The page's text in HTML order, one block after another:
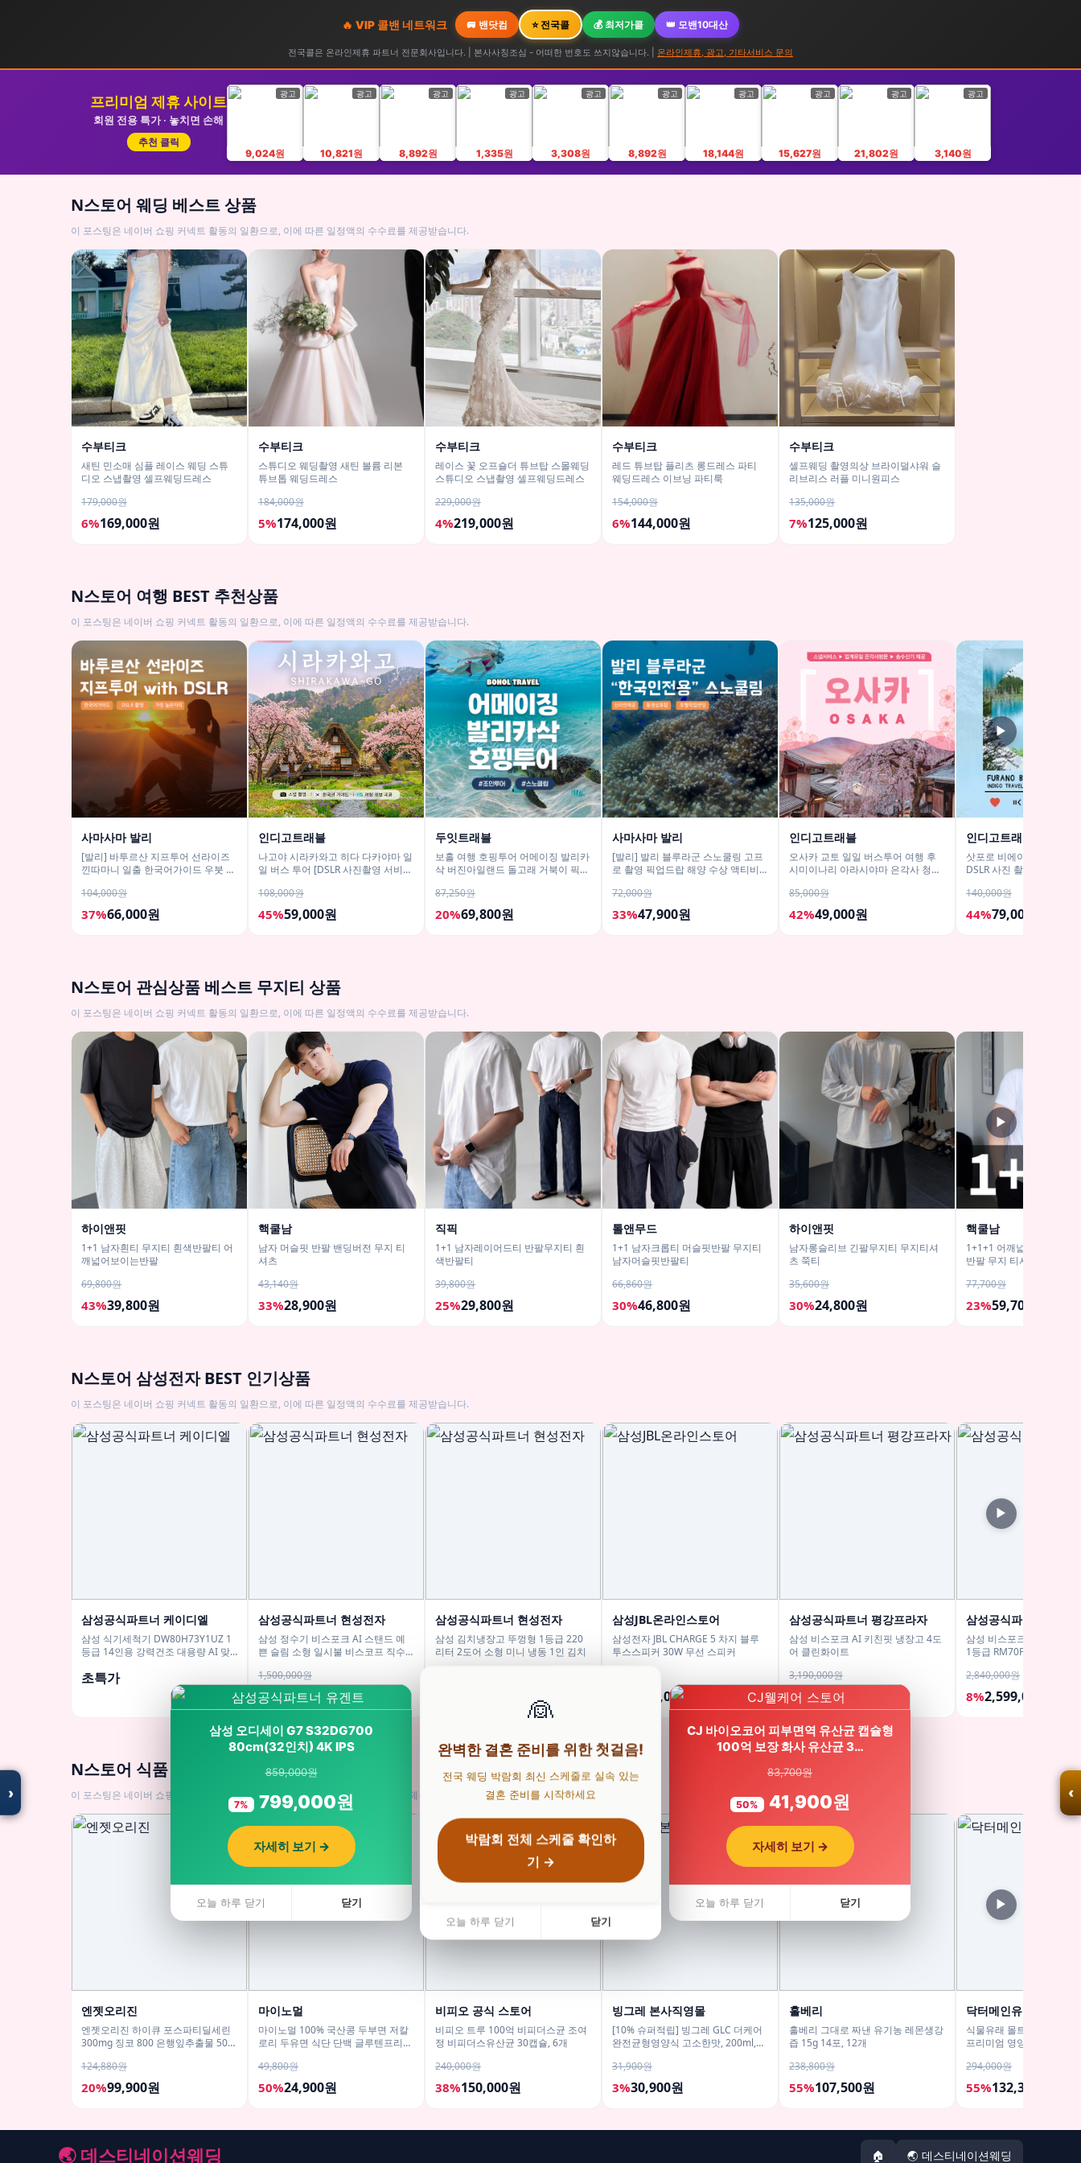
› ‹
🔥 VIP 콜밴 네트워크 🚐 밴닷컴 ⭐ 전국콜 💰 최저가콜 👑 모밴10대산
전국콜은 온라인제휴 파트너 전문회사입니다. | 본사사칭조심 - 어떠한 번호도 쓰지않습니다. | 온라인제휴, 광고, 기타서비스 문의
프리미엄 제휴 사이트
회원 전용 특가 · 놓치면 손해
추천 클릭
광고
9,024원
광고
10,821원
광고
8,892원
광고
1,335원
광고
3,308원
광고
8,892원
광고
18,144원
광고
15,627원
광고
21,802원
광고
3,140원
N스토어 웨딩 베스트 상품
이 포스팅은 네이버 쇼핑 커넥트 활동의 일환으로, 이에 따른 일정액의 수수료를 제공받습니다.
수부티크
새틴 민소매 심플 레이스 웨딩 스튜
디오 스냅촬영 셀프웨딩드레스
179,000원
6%169,000원
수부티크
스튜디오 웨딩촬영 새틴 볼륨 리본
튜브톱 웨딩드레스
184,000원
5%174,000원
수부티크
레이스 꽃 오프숄더 튜브탑 스몰웨딩
스튜디오 스냅촬영 셀프웨딩드레스
229,000원
4%219,000원
수부티크
레드 튜브탑 플리츠 롱드레스 파티
웨딩드레스 이브닝 파티룩
154,000원
6%144,000원
수부티크
셀프웨딩 촬영의상 브라이덜샤워 슬
리브리스 러플 미니원피스
135,000원
7%125,000원
N스토어 여행 BEST 추천상품
이 포스팅은 네이버 쇼핑 커넥트 활동의 일환으로, 이에 따른 일정액의 수수료를 제공받습니다.
사마사마 발리
[발리] 바투르산 지프투어 선라이즈
낀따마니 일출 한국어가이드 우붓 짱
104,000원
37%66,000원
인디고트래블
나고야 시라카와고 히다 다카야마 일
일 버스 투어 [DSLR 사진촬영 서비
108,000원
45%59,000원
두잇트래블
보홀 여행 호핑투어 어메이징 발리카
삭 버진아일랜드 돌고래 거북이 픽드
87,250원
20%69,800원
사마사마 발리
[발리] 발리 블루라군 스노쿨링 고프
로 촬영 픽업드랍 해양 수상 액티비
72,000원
33%47,900원
인디고트래블
오사카 교토 일일 버스투어 여행 후
시미이나리 아라시야마 은각사 청수
85,000원
42%49,000원
인디고트래블
삿포로 비에이 후라노 버
DSLR 사진 촬영 /[준페이
140,000원
44%79,000원
▶
N스토어 관심상품 베스트 무지티 상품
이 포스팅은 네이버 쇼핑 커넥트 활동의 일환으로, 이에 따른 일정액의 수수료를 제공받습니다.
하이앤핏
1+1 남자흰티 무지티 흰색반팔티 어
깨넓어보이는반팔
69,800원
43%39,800원
핵쿨남
남자 머슬핏 반팔 밴딩버전 무지 티
셔츠
43,140원
33%28,900원
직픽
1+1 남자레이어드티 반팔무지티 흰
색반팔티
39,800원
25%29,800원
톨앤무드
1+1 남자크롭티 머슬핏반팔 무지티
남자머슬핏반팔티
66,860원
30%46,800원
하이앤핏
남자롱슬리브 긴팔무지티 무지티셔
츠 쭉티
35,600원
30%24,800원
핵쿨남
1+1+1 어깨넓어보이는 남
반팔 무지 티셔츠
77,700원
23%59,700원
▶
N스토어 삼성전자 BEST 인기상품
이 포스팅은 네이버 쇼핑 커넥트 활동의 일환으로, 이에 따른 일정액의 수수료를 제공받습니다.
삼성공식파트너 케이디엘
삼성 식기세척기 DW80H73Y1UZ 1
등급 14인용 강력건조 대용량 AI 맞
초특가
삼성공식파트너 현성전자
삼성 정수기 비스포크 AI 스탠드 예
쁜 슬림 소형 일시불 비스코프 직수
1,500,000원
11%1,339,000원
삼성공식파트너 현성전자
삼성 김치냉장고 뚜껑형 1등급 220
리터 2도어 소형 미니 냉동 1인 김치
삼성JBL온라인스토어
삼성전자 JBL CHARGE 5 차지 블루
투스스피커 30W 무선 스피커
149,000원
삼성공식파트너 평강프라자
삼성 비스포크 AI 키친핏 냉장고 4도
어 클린화이트
3,190,000원
21%2,514,000원
삼성공식파트너 문성
삼성 비스포크 AI냉장고 4
1등급 RM70F90M1DD 에
2,840,000원
8%2,599,000원
▶
N스토어 식품 BEST 인기상품
이 포스팅은 네이버 쇼핑 커넥트 활동의 일환으로, 이에 따른 일정액의 수수료를 제공받습니다.
엔젯오리진
엔젯오리진 하이큐 포스파티딜세린
300mg 징코 800 은행잎추출물 50캡
124,880원
20%99,900원
마이노멀
마이노멀 100% 국산콩 두부면 저칼
로리 두유면 식단 단백 글루텐프리
49,800원
50%24,900원
비피오 공식 스토어
비피오 트루 100억 비피더스균 조여
정 비피더스유산균 30캡슐, 6개
240,000원
38%150,000원
빙그레 본사직영몰
[10% 슈퍼적립] 빙그레 GLC 더케어
완전균형영양식 고소한맛, 200ml,
31,900원
3%30,900원
홀베리
홀베리 그대로 짜낸 유기농 레몬생강
즙 15g 14포, 12개
238,800원
55%107,500원
닥터메인유 공식스토어
식물유래 몰트 MSM 프로
프리미엄 영양제 식이유황
294,000원
55%132,300원
▶
🌏 데스티네이션웨딩 🏠 🌏 데스티네이션웨딩
👰
완벽한 결혼 준비를 위한 첫걸음!
전국 웨딩 박람회 최신 스케줄로 실속 있는
결혼 준비를 시작하세요
박람회 전체 스케줄 확인하
기 →
오늘 하루 닫기 닫기
CJ 바이오코어 피부면역 유산균 캡슐형
100억 보장 화사 유산균 3…
83,700원
50% 41,900원
자세히 보기 →
오늘 하루 닫기 닫기
삼성 오디세이 G7 S32DG700
80cm(32인치) 4K IPS
859,000원
7% 799,000원
자세히 보기 →
오늘 하루 닫기 닫기